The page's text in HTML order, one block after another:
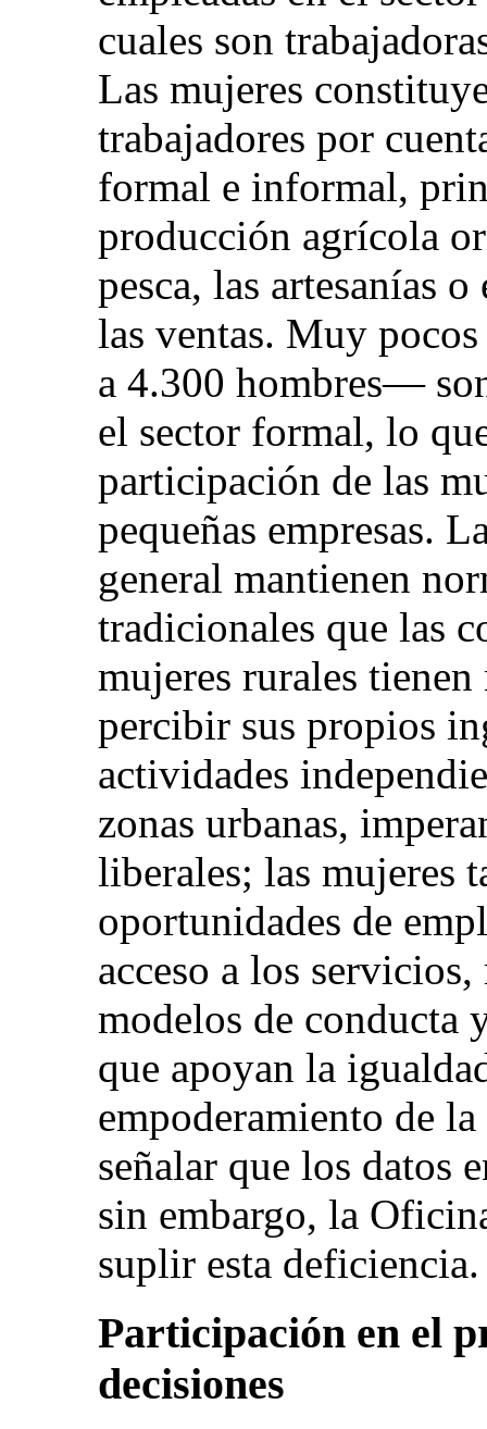
cuales son
Las mujeres
trabajadores por
formal e informal,
producción agrícola
pesca, las artesanías
las ventas. Muy
a 4.300 hombres—
el sector formal, lo
participación de las
pequeñas empresas.
general mantienen
tradicionales que las
mujeres rurales
percibir sus propios
actividades
zonas urbanas,
liberales; las mujeres
oportunidades de
acceso a los
modelos de conducta
que apoyan la
empoderamiento de
señalar que los datos
sin embargo, la
suplir esta deficiencia.
Participación en el
decisiones